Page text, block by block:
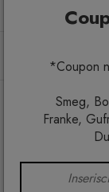
*Coupon
Smeg,
Franke,